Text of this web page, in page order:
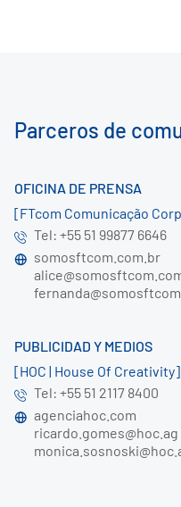
Parceros de
OFICINA DE PRENSA
[FTcom Comunicação
Tel: +55 51 99877 6646
somosftcom.com.br
PUBLICIDAD Y MEDIOS
[HOC | House Of Creativity]
Tel: +55 51 2117 8400
agenciahoc.com
ricardo.gomes@hoc.ag